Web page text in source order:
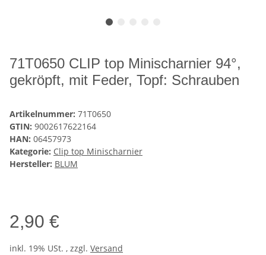
71T0650 CLIP top Minischarnier 94°,
gekröpft, mit Feder, Topf: Schrauben
Artikelnummer: 71T0650
GTIN: 9002617622164
HAN: 06457973
Kategorie: Clip top Minischarnier
Hersteller: BLUM
2,90 €
inkl. 19% USt. , zzgl. Versand